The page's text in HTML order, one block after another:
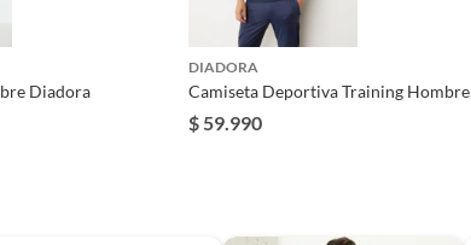
Diadora
DIADORA
Camiseta Deportiva Training Hombre
Diadora
$ 59.990